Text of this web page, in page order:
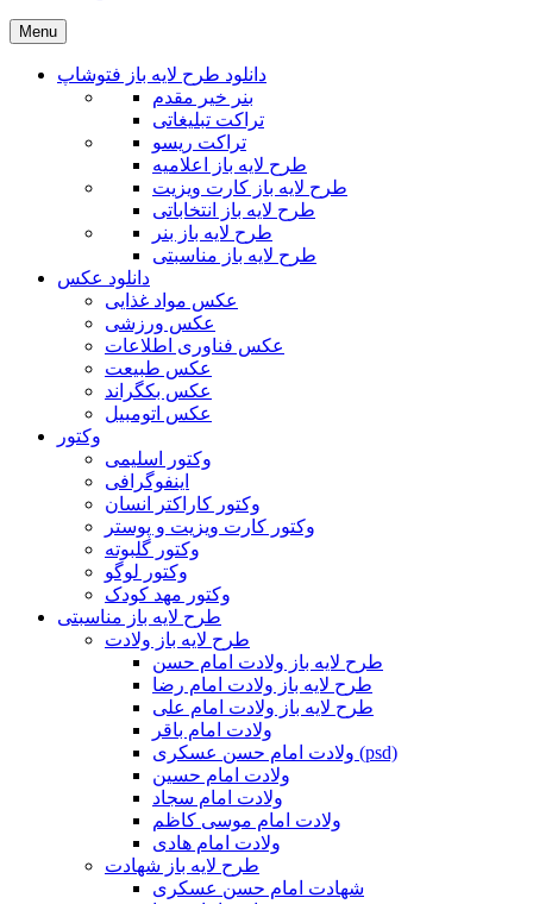
Menu
دانلود طرح لایه باز فتوشاپ
بنر خیر مقدم
تراکت تبلیغاتی
تراکت ریسو
طرح لایه باز اعلامیه
طرح لایه باز کارت ویزیت
طرح لایه باز انتخاباتی
طرح لایه باز بنر
طرح لایه باز مناسبتی
دانلود عکس
عکس مواد غذایی
عکس ورزشی
عکس فناوری اطلاعات
عکس طبیعت
عکس بکگراند
عکس اتومبیل
وکتور
وکتور اسلیمی
اینفوگرافی
وکتور کاراکتر انسان
وکتور کارت ویزیت و پوستر
وکتور گلبوته
وکتور لوگو
وکتور مهد کودک
طرح لایه باز مناسبتی
طرح لایه باز ولادت
طرح لایه باز ولادت امام حسن
طرح لایه باز ولادت امام رضا
طرح لایه باز ولادت امام علی
ولادت امام باقر
ولادت امام حسن عسکری (psd)
ولادت امام حسین
ولادت امام سجاد
ولادت امام موسی کاظم
ولادت امام هادی
طرح لایه باز شهادت
شهادت امام حسن عسکری